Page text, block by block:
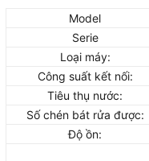
Model
Serie
Loại máy:
Công suất kết nối:
Tiêu thụ nước:
Số chén bát rửa được:
Độ ồn: